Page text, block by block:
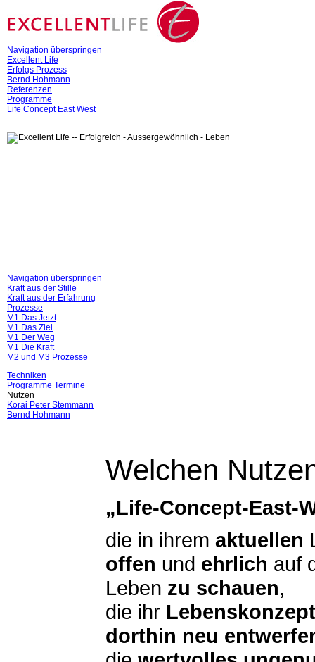
Navigation überspringen
Excellent Life
Erfolgs Prozess
Bernd Hohmann
Referenzen
Programme
Life Concept East West
Navigation überspringen
Kraft aus der Stille
Kraft aus der Erfahrung
Prozesse
M1 Das Jetzt
M1 Das Ziel
M1 Der Weg
M1 Die Kraft
M2 und M3 Prozesse
Techniken
Programme Termine
Nutzen
Korai Peter Stemmann
Bernd Hohmann
Welchen
„Life-Concept-East-
die in ihrem aktuellen
offen und ehrlich auf
Leben zu schauen,
die ihr
dorthin neu